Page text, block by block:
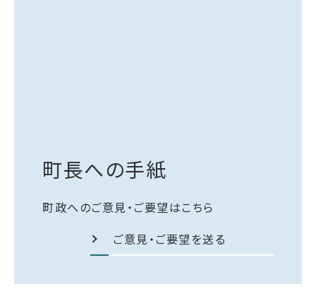
町長への手紙
町政へのご意見・ご要望はこちら
ご意見・ご要望を送る